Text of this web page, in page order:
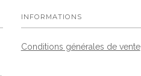
INFORMATIONS
Conditions générales de vente